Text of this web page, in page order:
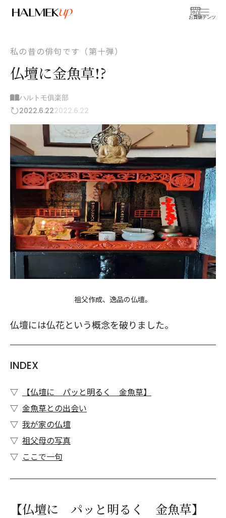
お買物
コンテンツ
私の昔の俳句です（第十弾）
仏壇に金魚草!?
ハルトモ俱楽部
2022.6.222022.6.22
祖父作成、逸品の仏壇。
仏壇には仏花という概念を破りました。
INDEX
【仏壇に パッと明るく 金魚草】
金魚草との出会い
我が家の仏壇
祖父母の写真
ここで一句
【仏壇に パッと明るく 金魚草】